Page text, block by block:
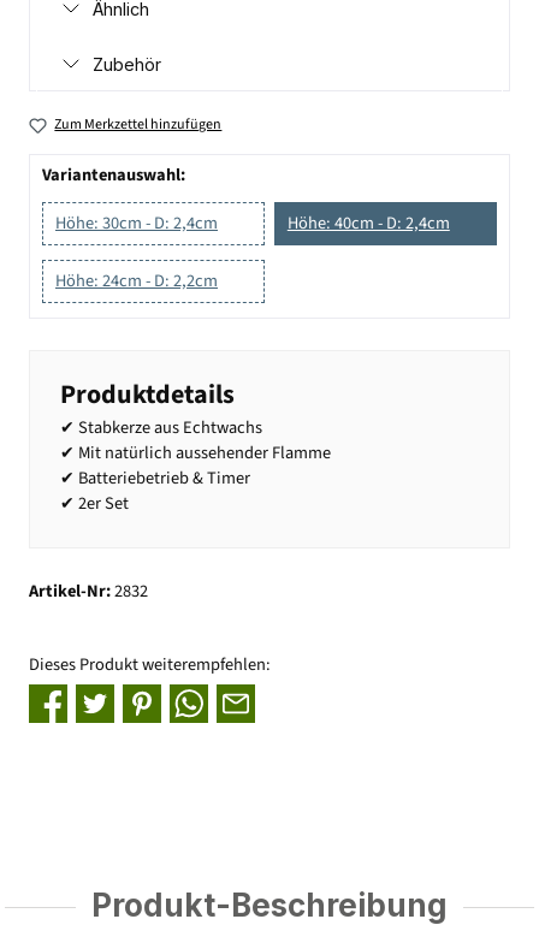
Ähnlich
Zubehör
Zum Merkzettel hinzufügen
Variantenauswahl:
Höhe: 30cm - D: 2,4cm
Höhe: 40cm - D: 2,4cm
Höhe: 24cm - D: 2,2cm
Produktdetails
✔ Stabkerze aus Echtwachs
✔ Mit natürlich aussehender Flamme
✔ Batteriebetrieb & Timer
✔ 2er Set
Artikel-Nr:2832
Dieses Produkt weiterempfehlen:
Produkt-Beschreibung